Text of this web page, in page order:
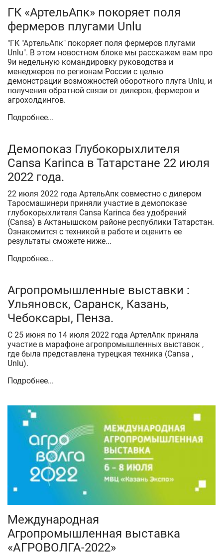
ГК «АртельАпк» покоряет поля
фермеров плугами Unlu
"ГК "АртельАпк" покоряет поля фермеров плугами
Unlu". В этом новостном блоке мы расскажем вам про
9и недельную командировку руководства и
менеджеров по регионам России с целью
демонстрации возможностей оборотного плуга Unlu, и
получения обратной связи от дилеров, фермеров и
агрохолдингов.
Подробнее...
Демопоказ Глубокорыхлителя
Cansa Karinca в Татарстане 22 июля
2022 года.
22 июля 2022 года АртельАпк совместно с дилером
Таросмашинери приняли участие в демопоказе
глубокорыхлителя Cansa Karinca без удобрений
(Cansa) в Актанышском районе республики Татарстан.
Ознакомится с техникой в работе и оценить ее
результаты сможете ниже...
Подробнее...
Агропромышленные выставки :
Ульяновск, Саранск, Казань,
Чебоксары, Пенза.
С 25 июня по 14 июля 2022 года АртелАпк приняла
участие в марафоне агропромышленных выставок ,
где была представлена турецкая техника (Cansa ,
Unlu).
Подробнее...
Международная
Агропромышленная выставка
«АГРОВОЛГА-2022»